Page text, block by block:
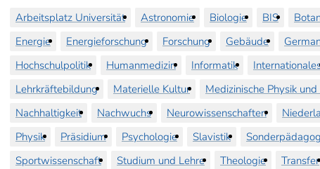
Arbeitsplatz Universität Astronomie Biologie BIS
Energie
Energieforschung Forschung Gebäude
Hochschulpolitik
Humanmedizin Informatik
Lehrkräftebildung
Materielle Kultur Medizinische Physik
Nachhaltigkeit
Nachwuchs Neurowissenschaften
Physik
Präsidium Psychologie Slavistik
Sportwissenschaft
Studium und Lehre Theologie Transfer